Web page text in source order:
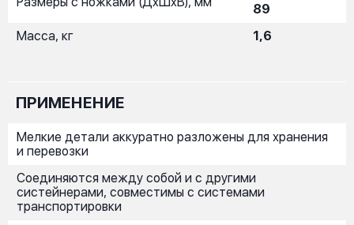
89
Масса, кг
1,6
ПРИМЕНЕНИЕ
Мелкие детали аккуратно разложены для хранения
и перевозки
Соединяются между собой и с другими
систейнерами, совместимы с системами
транспортировки